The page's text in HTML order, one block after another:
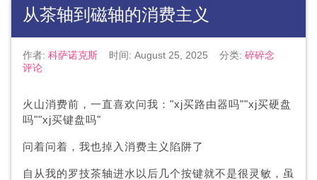
从茶轴到磁轴的消费主义
作者: 科萨诺克斯 时间: August 25, 2025 分类: 碎碎念
评论
火山消费前，一直喜欢问我："xj买路由器吗""xj买硬盘
吗""xj买键盘吗"
问着问着，我也掉入消费主义陷阱了
自从我的罗技茶轴进水以后几个按键就不是很灵敏，虽